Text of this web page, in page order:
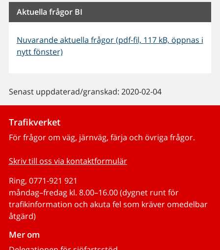
Aktuella frågor BI
Nuvarande aktuella frågor (pdf-fil, 117 kB, öppnas i
nytt fönster)
Senast uppdaterad/granskad: 2020-02-04
Trafikverket
För frågor om väg, järnväg, färja och övriga frågor.
Skriv till oss via kontaktformulär
Ring, 0771-921 921
måndag–fredag kl. 8.00–16.00 (dygnet runt för
trafikinformation och akuta fel som kräver omedelbar
åtgärd)
Mer om